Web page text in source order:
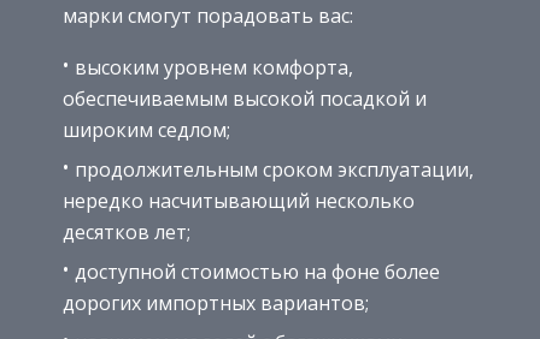
марки смогут порадовать вас:
высоким уровнем комфорта,
обеспечиваемым высокой посадкой и
широким седлом;
продолжительным сроком эксплуатации,
нередко насчитывающий несколько
десятков лет;
доступной стоимостью на фоне более
дорогих импортных вариантов;